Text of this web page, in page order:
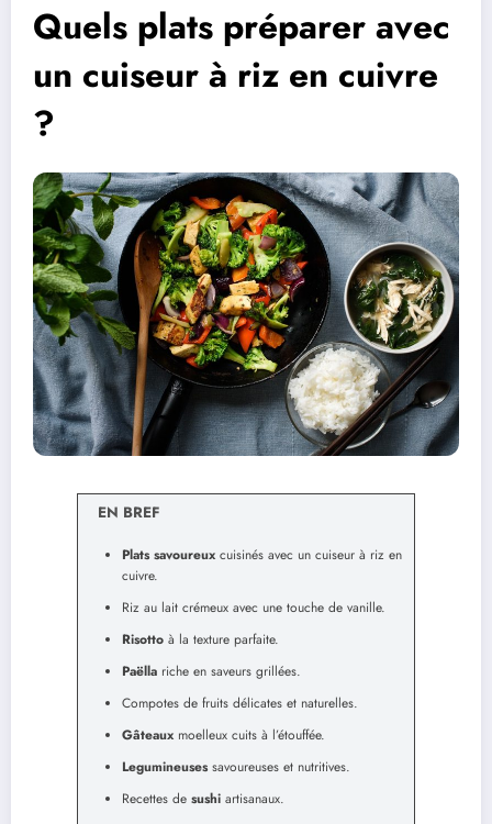
Quels plats préparer avec
un cuiseur à riz en cuivre
?
EN BREF
Plats savoureux cuisinés avec un cuiseur à riz en
cuivre.
Riz au lait crémeux avec une touche de vanille.
Risotto à la texture parfaite.
Paëlla riche en saveurs grillées.
Compotes de fruits délicates et naturelles.
Gâteaux moelleux cuits à l’étouffée.
Legumineusessavoureuses et nutritives.
Recettes de sushi artisanaux.